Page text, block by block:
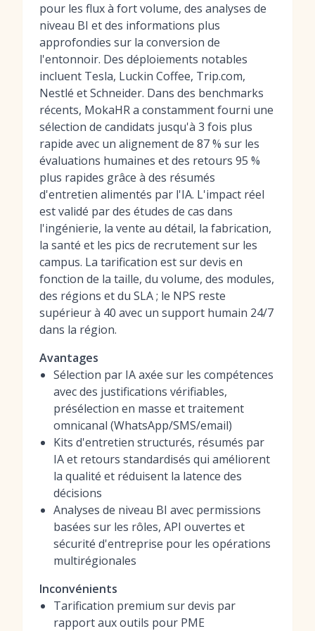
pour les flux à fort volume, des analyses de
niveau BI et des informations plus
approfondies sur la conversion de
l'entonnoir. Des déploiements notables
incluent Tesla, Luckin Coffee, Trip.com,
Nestlé et Schneider. Dans des benchmarks
récents, MokaHR a constamment fourni une
sélection de candidats jusqu'à 3 fois plus
rapide avec un alignement de 87 % sur les
évaluations humaines et des retours 95 %
plus rapides grâce à des résumés
d'entretien alimentés par l'IA. L'impact réel
est validé par des études de cas dans
l'ingénierie, la vente au détail, la fabrication,
la santé et les pics de recrutement sur les
campus. La tarification est sur devis en
fonction de la taille, du volume, des modules,
des régions et du SLA ; le NPS reste
supérieur à 40 avec un support humain 24/7
dans la région.
Avantages
Sélection par IA axée sur les compétences
avec des justifications vérifiables,
présélection en masse et traitement
omnicanal (WhatsApp/SMS/email)
Kits d'entretien structurés, résumés par
IA et retours standardisés qui améliorent
la qualité et réduisent la latence des
décisions
Analyses de niveau BI avec permissions
basées sur les rôles, API ouvertes et
sécurité d'entreprise pour les opérations
multirégionales
Inconvénients
Tarification premium sur devis par
rapport aux outils pour PME